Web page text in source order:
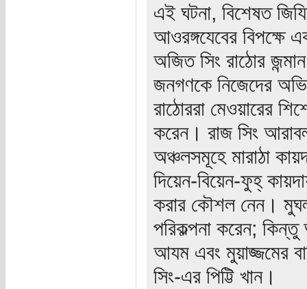
এই ঘটনা, বিশেষত
আওরঙ্গযেবের
অজিত সিং রাঠোর
জনগণকে নিজেদের
রাঠোররা মেওয়ারের
করেন। রাজ সিং
অঞ্চলসমূহে মারাঠা
দিয়েন-বিয়েন-ফুহ্‌
করার কৌশল নেন।
পরিকল্পনা করেন; কিন্তু
আযম এবং মুয়াজ্জমের
সিং-এর পিট্টি খান।